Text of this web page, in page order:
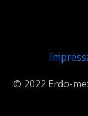
© 2022 Erdo-